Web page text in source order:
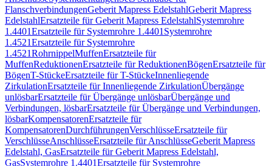
FlanschverbindungenGeberit Mapress EdelstahlGeberit Mapress
EdelstahlErsatzteile für Geberit Mapress EdelstahlSystemrohre
1.4401Ersatzteile für Systemrohre 1.4401 Systemrohre
1.4521Ersatzteile für Systemrohre
1.4521RohrnippelMuffenErsatzteile für
MuffenReduktionenErsatzteile für ReduktionenBögenErsatzteile für
BögenT-StückeErsatzteile für T-StückeInnenliegende
ZirkulationErsatzteile für Innenliegende ZirkulationÜbergänge
unlösbarErsatzteile für Übergänge unlösbarÜbergänge und
Verbindungen, lösbarErsatzteile für Übergänge und Verbindungen,
lösbarKompensatorenErsatzteile für
KompensatorenDurchführungenVerschlüsseErsatzteile für
VerschlüsseAnschlüsseErsatzteile für AnschlüsseGeberit Mapress
Edelstahl, GasErsatzteile für Geberit Mapress Edelstahl,
GasSystemrohre 1.4401Ersatzteile für Systemrohre